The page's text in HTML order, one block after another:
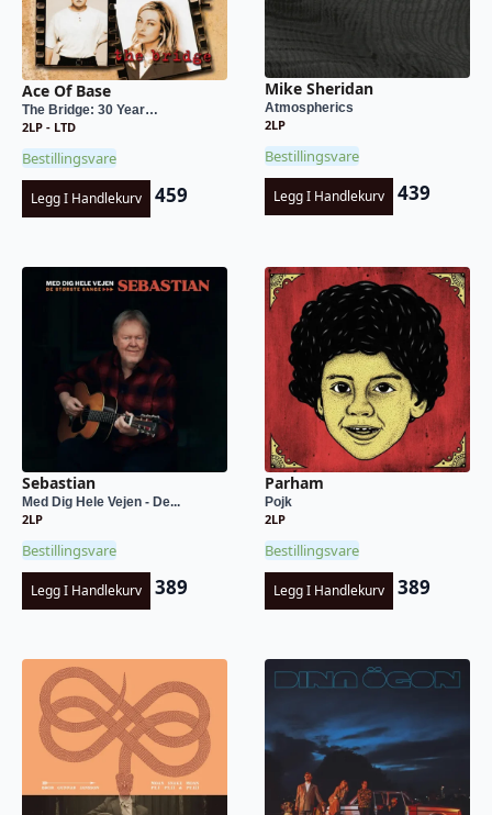
Ace Of Base
The Bridge: 30 Year…
2LP - LTD
Bestillingsvare
Legg I Handlekurv 459
Mike Sheridan
Atmospherics
2LP
Bestillingsvare
Legg I Handlekurv 439
Sebastian
Med Dig Hele Vejen - De...
2LP
Bestillingsvare
Legg I Handlekurv 389
Parham
Pojk
2LP
Bestillingsvare
Legg I Handlekurv 389